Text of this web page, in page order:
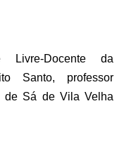
Docente da
Santo, professor
de Sá de Vila Velha